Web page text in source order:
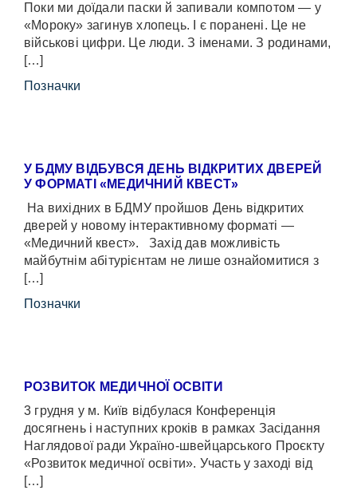
Поки ми доїдали паски й запивали компотом — у
«Мороку» загинув хлопець. І є поранені. Це не
військові цифри. Це люди. З іменами. З родинами,
[…]
Позначки
У БДМУ ВІДБУВСЯ ДЕНЬ ВІДКРИТИХ ДВЕРЕЙ
У ФОРМАТІ «МЕДИЧНИЙ КВЕСТ»
На вихідних в БДМУ пройшов День відкритих
дверей у новому інтерактивному форматі —
«Медичний квест». Захід дав можливість
майбутнім абітурієнтам не лише ознайомитися з
[…]
Позначки
РОЗВИТОК МЕДИЧНОЇ ОСВІТИ
3 грудня у м. Київ відбулася Конференція
досягнень і наступних кроків в рамках Засідання
Наглядової ради Україно-швейцарського Проєкту
«Розвиток медичної освіти». Участь у заході від
[…]